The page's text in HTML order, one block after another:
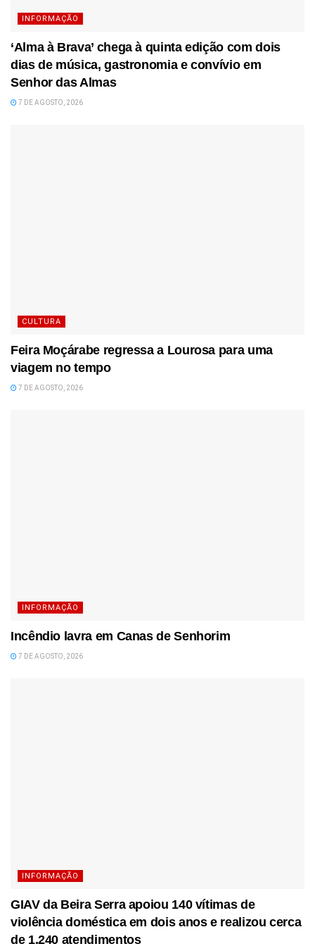
INFORMAÇÃO
‘Alma à Brava’ chega à quinta edição com dois
dias de música, gastronomia e convívio em
Senhor das Almas
7 DE AGOSTO, 2026
CULTURA
Feira Moçárabe regressa a Lourosa para uma
viagem no tempo
7 DE AGOSTO, 2026
INFORMAÇÃO
Incêndio lavra em Canas de Senhorim
7 DE AGOSTO, 2026
INFORMAÇÃO
GIAV da Beira Serra apoiou 140 vítimas de
violência doméstica em dois anos e realizou cerca
de 1.240 atendimentos